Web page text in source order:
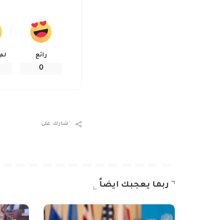
رائع
0
شارك على
ربما يعجبك ايضاً